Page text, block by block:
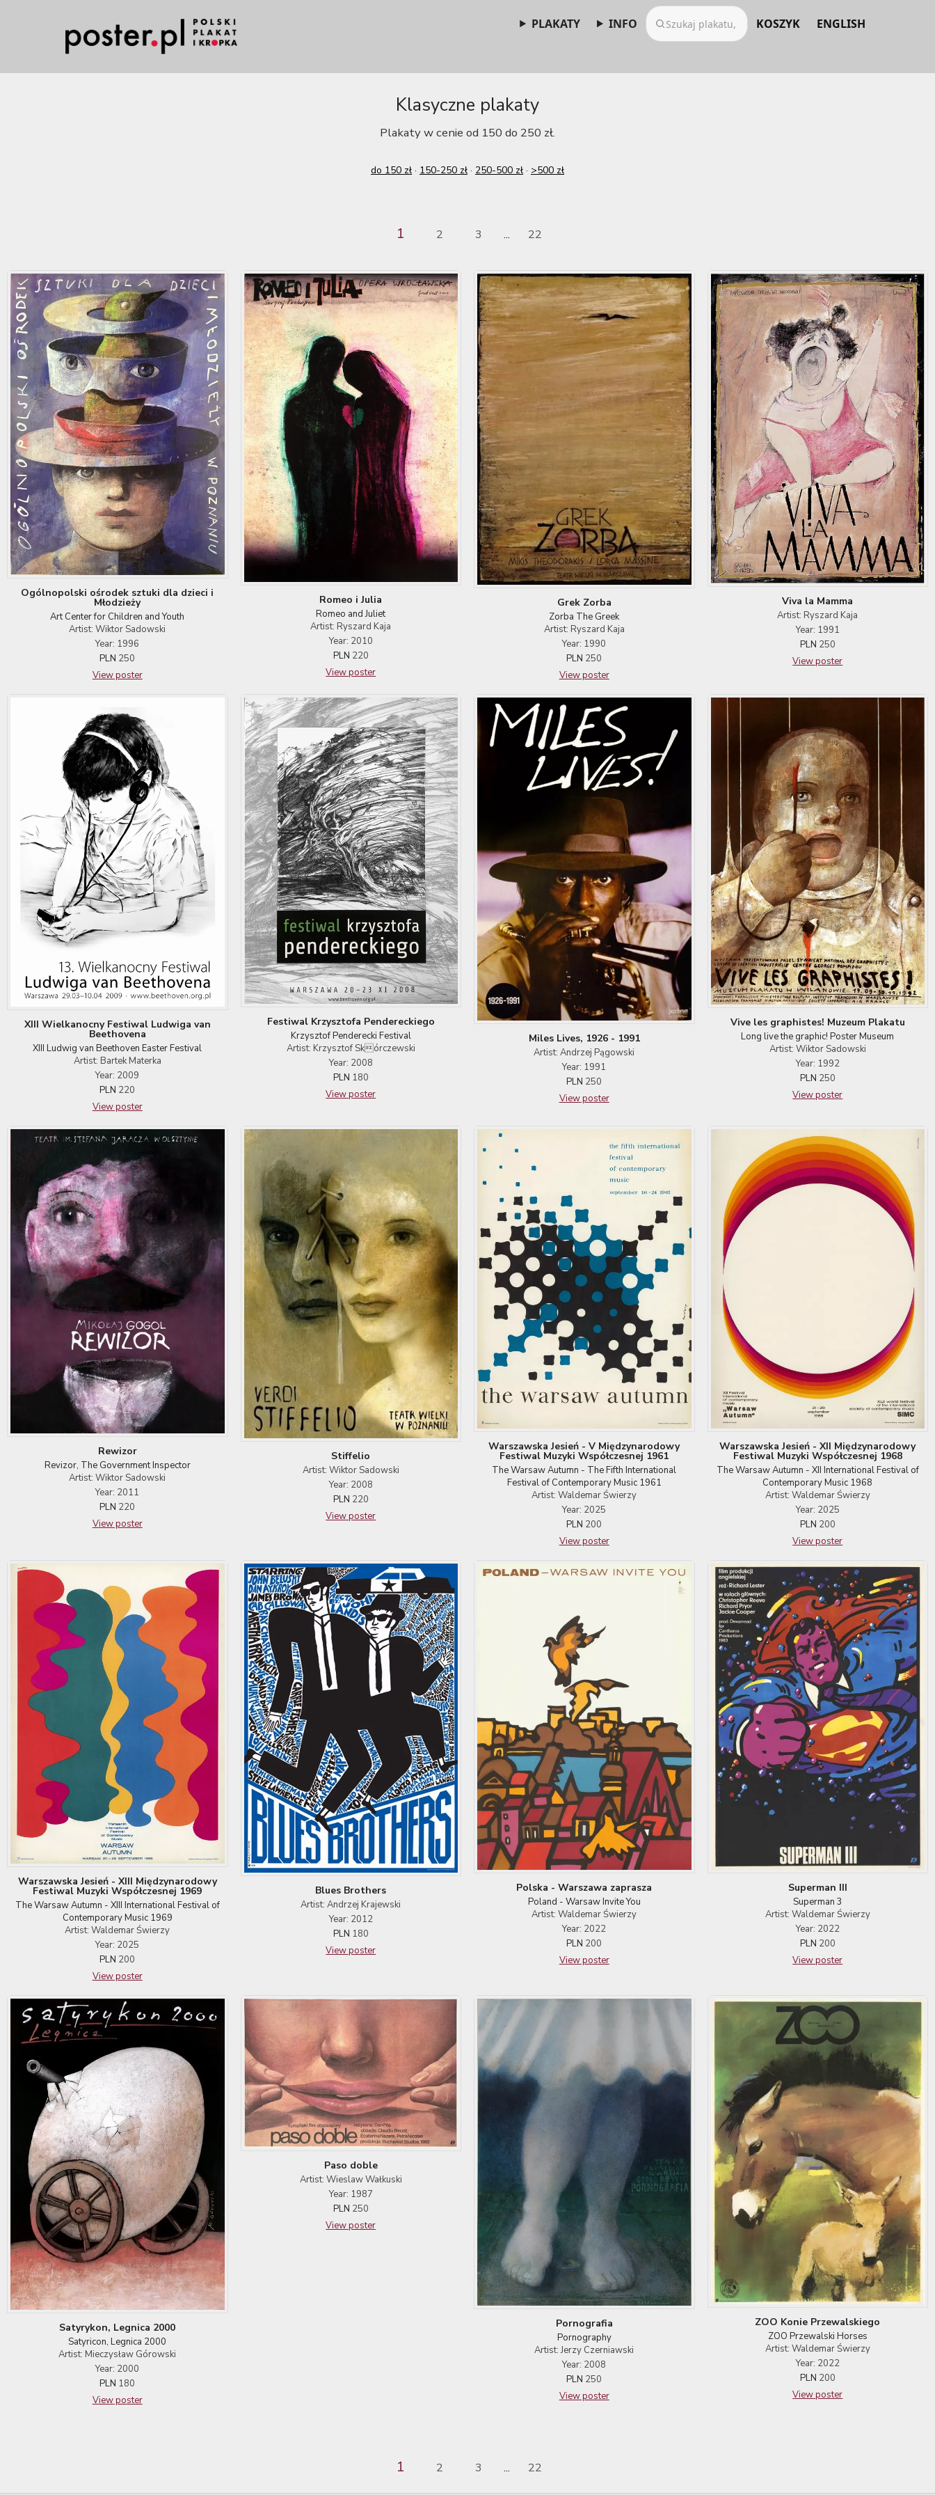
PLAKATY INFO KOSZYK ENGLISH
Klasyczne plakaty
Plakaty w cenie od 150 do 250 zł.
do 150 zł · 150-250 zł · 250-500 zł · >500 zł
1 2 3 ... 22
Ogólnopolski ośrodek sztuki dla dzieci i
Młodzieży
Art Center for Children and Youth
Artist: Wiktor Sadowski
Year: 1996
PLN 250
View poster
Romeo i Julia
Romeo and Juliet
Artist: Ryszard Kaja
Year: 2010
PLN 220
View poster
Grek Zorba
Zorba The Greek
Artist: Ryszard Kaja
Year: 1990
PLN 250
View poster
Viva la Mamma
Artist: Ryszard Kaja
Year: 1991
PLN 250
View poster
XIII Wielkanocny Festiwal Ludwiga van
Beethovena
XIII Ludwig van Beethoven Easter Festival
Artist: Bartek Materka
Year: 2009
PLN 220
View poster
Festiwal Krzysztofa Pendereckiego
Krzysztof Penderecki Festival
Artist: Krzysztof Skórczewski
Year: 2008
PLN 180
View poster
Miles Lives, 1926 - 1991
Artist: Andrzej Pągowski
Year: 1991
PLN 250
View poster
Vive les graphistes! Muzeum Plakatu
Long live the graphic! Poster Museum
Artist: Wiktor Sadowski
Year: 1992
PLN 250
View poster
Rewizor
Revizor, The Government Inspector
Artist: Wiktor Sadowski
Year: 2011
PLN 220
View poster
Stiffelio
Artist: Wiktor Sadowski
Year: 2008
PLN 220
View poster
Warszawska Jesień - V Międzynarodowy
Festiwal Muzyki Współczesnej 1961
The Warsaw Autumn - The Fifth International
Festival of Contemporary Music 1961
Artist: Waldemar Świerzy
Year: 2025
PLN 200
View poster
Warszawska Jesień - XII Międzynarodowy
Festiwal Muzyki Współczesnej 1968
The Warsaw Autumn - XII International Festival of
Contemporary Music 1968
Artist: Waldemar Świerzy
Year: 2025
PLN 200
View poster
Warszawska Jesień - XIII Międzynarodowy
Festiwal Muzyki Współczesnej 1969
The Warsaw Autumn - XIII International Festival of
Contemporary Music 1969
Artist: Waldemar Świerzy
Year: 2025
PLN 200
View poster
Blues Brothers
Artist: Andrzej Krajewski
Year: 2012
PLN 180
View poster
Polska - Warszawa zaprasza
Poland - Warsaw Invite You
Artist: Waldemar Świerzy
Year: 2022
PLN 200
View poster
Superman III
Superman 3
Artist: Waldemar Świerzy
Year: 2022
PLN 200
View poster
Satyrykon, Legnica 2000
Satyricon, Legnica 2000
Artist: Mieczysław Górowski
Year: 2000
PLN 180
View poster
Paso doble
Artist: Wieslaw Wałkuski
Year: 1987
PLN 250
View poster
Pornografia
Pornography
Artist: Jerzy Czerniawski
Year: 2008
PLN 250
View poster
ZOO Konie Przewalskiego
ZOO Przewalski Horses
Artist: Waldemar Świerzy
Year: 2022
PLN 200
View poster
1 2 3 ... 22